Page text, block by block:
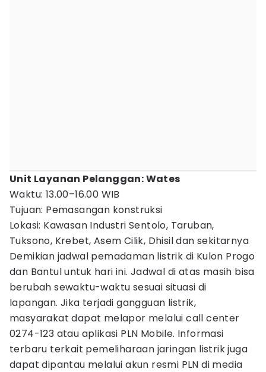
Unit Layanan Pelanggan: Wates
Waktu: 13.00–16.00 WIB
Tujuan: Pemasangan konstruksi
Lokasi: Kawasan Industri Sentolo, Taruban,
Tuksono, Krebet, Asem Cilik, Dhisil dan sekitarnya
Demikian jadwal pemadaman listrik di Kulon Progo
dan Bantul untuk hari ini. Jadwal di atas masih bisa
berubah sewaktu-waktu sesuai situasi di
lapangan. Jika terjadi gangguan listrik,
masyarakat dapat melapor melalui call center
0274-123 atau aplikasi PLN Mobile. Informasi
terbaru terkait pemeliharaan jaringan listrik juga
dapat dipantau melalui akun resmi PLN di media